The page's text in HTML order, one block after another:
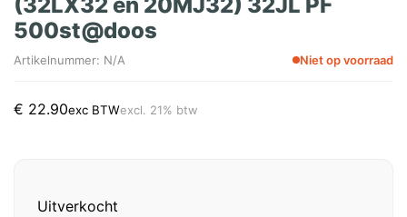
500st@doos
Artikelnummer: N/A Niet op voorraad
€ 22.90exc BTWexcl. 21% btw
Uitverkocht